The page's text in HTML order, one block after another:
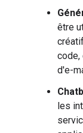
être
code,
d'e-
les